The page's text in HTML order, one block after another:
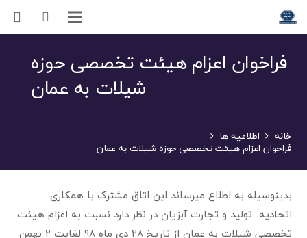
فراخوان اعزام هیئت تخصصی حوزه
شیلات به عمان
خانه اطلاعیه ها
فراخوان اعزام هیئت تخصصی حوزه شیلات به عمان
بدینوسیله به اطلاع میرساند این اتاق مشترک با همکاری
اتحادیه تولید و تجارت آبزیان در نظر دارد نسبت به اعزام هیئت
تخصصی شیلات به عمان از تاریخ ۲۸ دی ماه ۹۸ لغایت ۲ بهمن